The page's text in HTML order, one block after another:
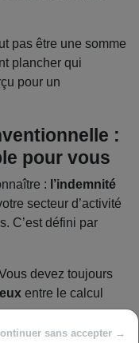
pas être une somme
plancher qui
pour un
:
pour vous
: l’indemnité
secteur d’activité
C’est défini par
devez toujours
entre le calcul
sans accepter →